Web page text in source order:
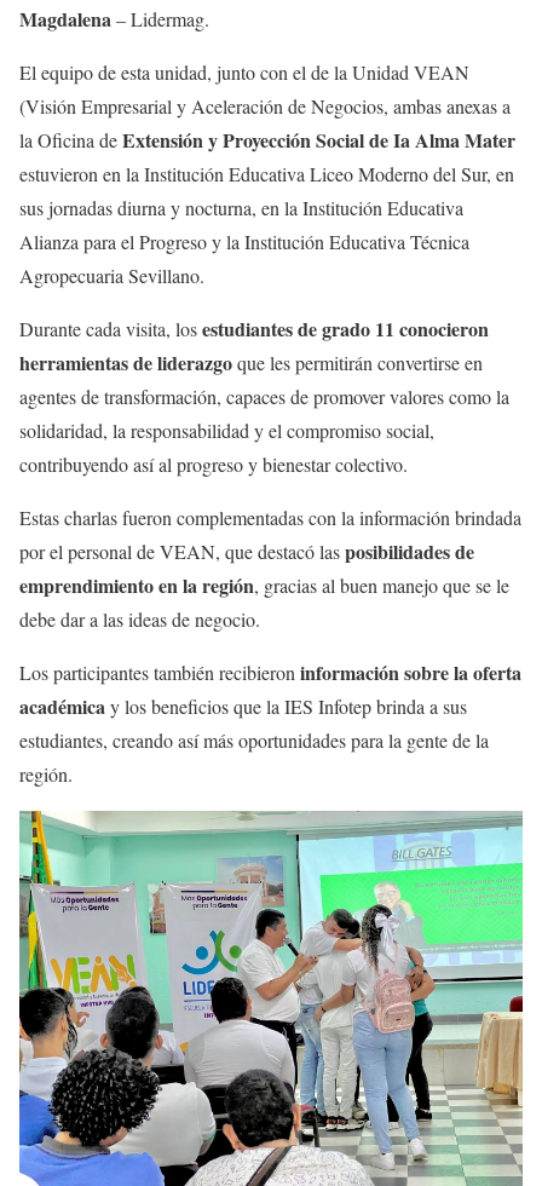
Magdalena– Lidermag.
El equipo de esta unidad, junto con el de la Unidad VEAN
(Visión Empresarial y Aceleración de Negocios, ambas anexas a
la Oficina deExtensión y Proyección Social de Ia Alma Mater
estuvieron en la Institución Educativa Liceo Moderno del Sur, en
sus jornadas diurna y nocturna, en la Institución Educativa
Alianza para el Progreso y la Institución Educativa Técnica
Agropecuaria Sevillano.
Durante cada visita, losestudiantes de grado 11 conocieron
herramientas de liderazgoque les permitirán convertirse en
agentes de transformación, capaces de promover valores como la
solidaridad, la responsabilidad y el compromiso social,
contribuyendo así al progreso y bienestar colectivo.
Estas charlas fueron complementadas con la información brindada
por el personal de VEAN, que destacó lasposibilidades de
emprendimiento en la región, gracias al buen manejo que se le
debe dar a las ideas de negocio.
Los participantes también recibieron información sobre la oferta
académicay los beneficios que la IES Infotep brinda a sus
estudiantes, creando así más oportunidades para la gente de la
región.